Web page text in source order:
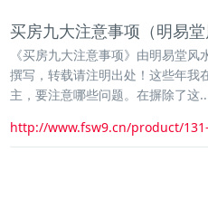
买房九大注意事项（明易堂
《买房九大注意事项》由明易堂
撰写，转载请注明出处！这些年我
主，要注意哪些问题。在摒除了这
http://www.fsw9.cn/product/